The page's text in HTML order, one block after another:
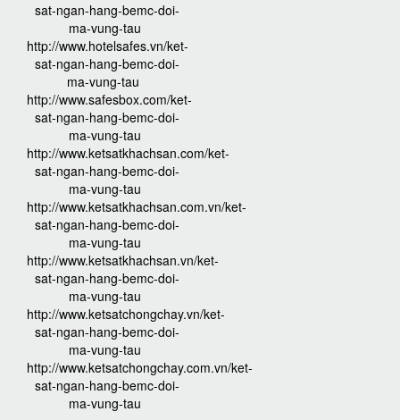
sat-ngan-hang-bemc-doi-
ma-vung-tau
http://www.hotelsafes.vn/ket-
sat-ngan-hang-bemc-doi-
ma-vung-tau
http://www.safesbox.com/ket-
sat-ngan-hang-bemc-doi-
ma-vung-tau
http://www.ketsatkhachsan.com/ket-
sat-ngan-hang-bemc-doi-
ma-vung-tau
http://www.ketsatkhachsan.com.vn/ket-
sat-ngan-hang-bemc-doi-
ma-vung-tau
http://www.ketsatkhachsan.vn/ket-
sat-ngan-hang-bemc-doi-
ma-vung-tau
http://www.ketsatchongchay.vn/ket-
sat-ngan-hang-bemc-doi-
ma-vung-tau
http://www.ketsatchongchay.com.vn/ket-
sat-ngan-hang-bemc-doi-
ma-vung-tau